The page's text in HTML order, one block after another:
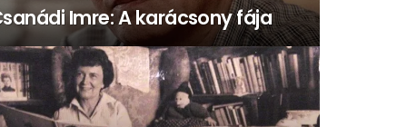
Imre: A karácsony fája